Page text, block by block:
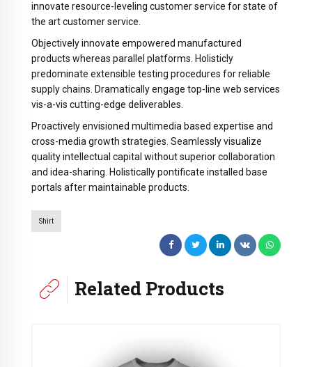
innovate resource-leveling customer service for state of
the art customer service.
Objectively innovate empowered manufactured
products whereas parallel platforms. Holisticly
predominate extensible testing procedures for reliable
supply chains. Dramatically engage top-line web services
vis-a-vis cutting-edge deliverables.
Proactively envisioned multimedia based expertise and
cross-media growth strategies. Seamlessly visualize
quality intellectual capital without superior collaboration
and idea-sharing. Holistically pontificate installed base
portals after maintainable products.
Shirt
Related Products